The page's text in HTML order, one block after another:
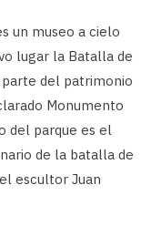
un museo a cielo
lugar la Batalla de
parte del patrimonio
Monumento
del parque es el
de la batalla de
escultor Juan